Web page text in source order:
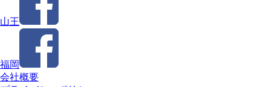
山王
福岡
会社概要